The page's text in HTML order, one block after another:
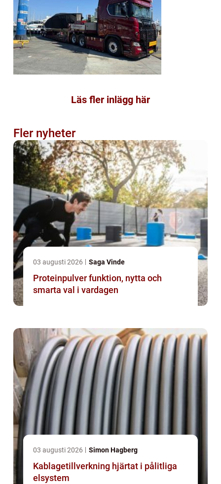
Läs fler inlägg här
Fler nyheter
03 augusti 2026 Saga Vinde
Proteinpulver funktion, nytta och
smarta val i vardagen
03 augusti 2026 Simon Hagberg
Kablagetillverkning hjärtat i pålitliga
elsystem